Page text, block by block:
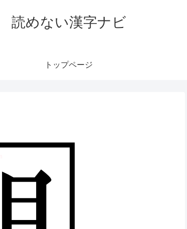
読めない漢字ナビ
トップページ